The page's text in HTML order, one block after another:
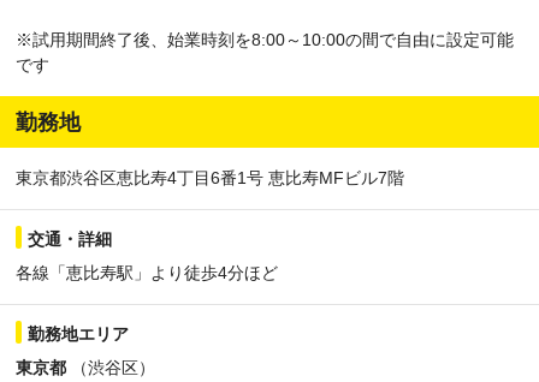
※試用期間終了後、始業時刻を8:00～10:00の間で自由に設定可能
です
勤務地
東京都渋谷区恵比寿4丁目6番1号 恵比寿MFビル7階
交通・詳細
各線「恵比寿駅」より徒歩4分ほど
勤務地エリア
東京都 （渋谷区）